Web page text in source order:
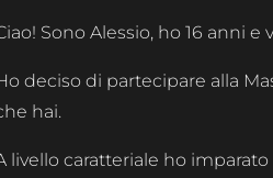
Sono Alessio, ho 16 anni e
deciso di partecipare alla
hai.
livello caratteriale ho